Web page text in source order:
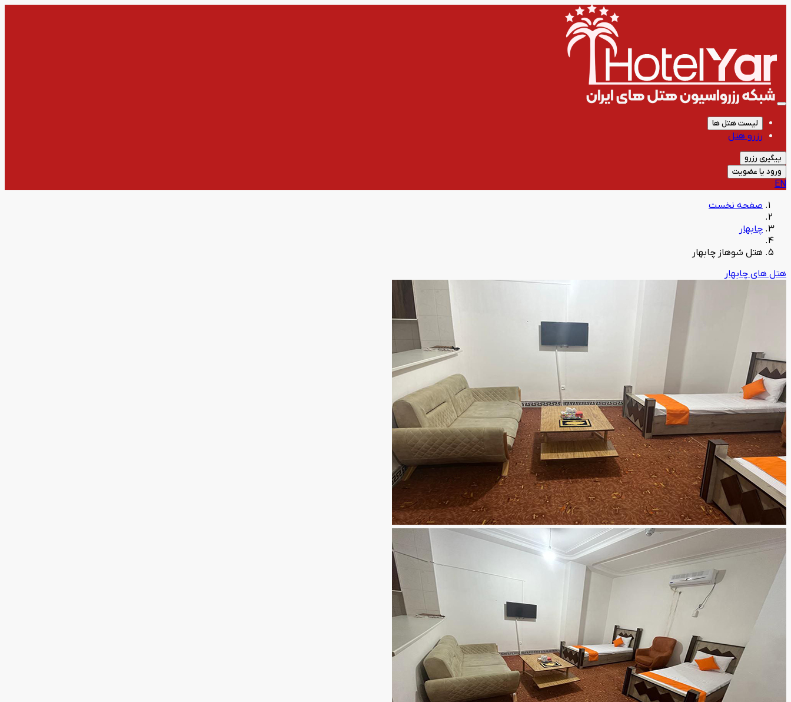
لیست هتل ها
رزرو هتل
پیگیری رزرو
ورود یا عضویت
EN
صفحه نخست
چابهار
هتل شوهاز چابهار
هتل های چابهار